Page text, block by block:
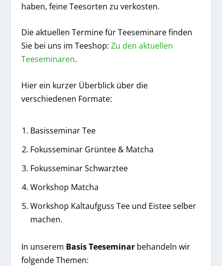
haben, feine Teesorten zu verkosten.
Die aktuellen Termine für Teeseminare finden
Sie bei uns im Teeshop: Zu den aktuellen
Teeseminaren.
Hier ein kurzer Überblick über die
verschiedenen Formate:
Basisseminar Tee
Fokusseminar Grüntee & Matcha
Fokusseminar Schwarztee
Workshop Matcha
Workshop Kaltaufguss Tee und Eistee selber
machen.
In unserem Basis Teeseminarbehandeln wir
folgende Themen: